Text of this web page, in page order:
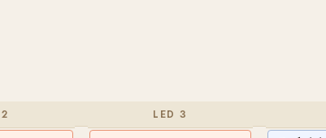
LED 3